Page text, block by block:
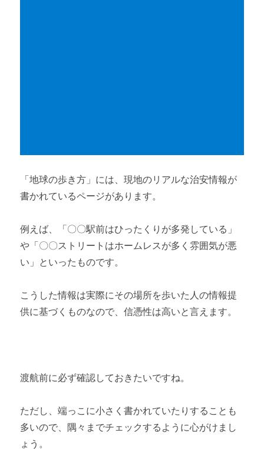
「地球の歩き方」には、現地のリアルな治安情報が
書かれているページがあります。
例えば、「〇〇駅前はひったくりが多発している」
や「〇〇ストリートはホームレスが多く雰囲気が悪
い」といったものです。
こうした情報は実際にその場所を歩いた人の情報提
供に基づくものなので、信憑性は高いと言えます。
渡航前に必ず確認しておきたいですね。
ただし、端っこに小さく書かれていたりすることも
多いので、隅々までチェックするように心がけまし
ょう。